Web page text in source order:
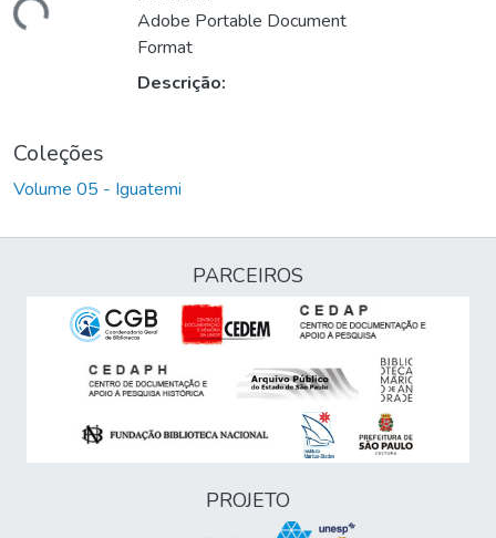
Adobe Portable Document
Format
Descrição:
Coleções
Volume 05 - Iguatemi
PARCEIROS
PROJETO